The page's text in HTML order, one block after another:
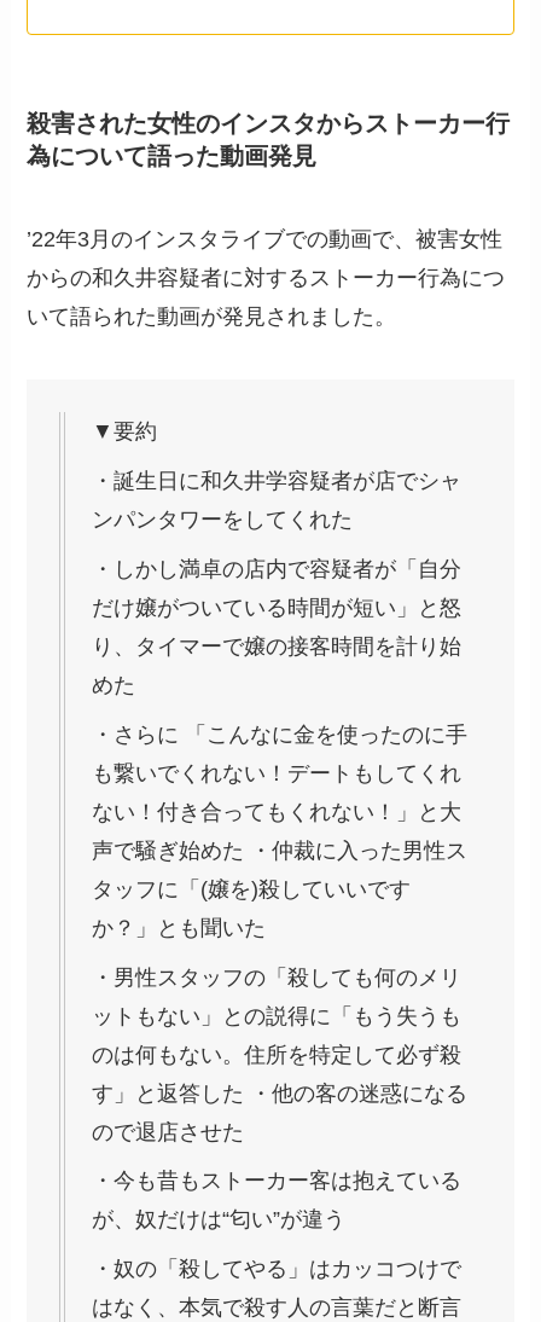
殺害された女性のインスタからストーカー行
為について語った動画発見
’22年3月のインスタライブでの動画で、被害女性
からの和久井容疑者に対するストーカー行為につ
いて語られた動画が発見されました。
▼要約
・誕生日に和久井学容疑者が店でシャ
ンパンタワーをしてくれた
・しかし満卓の店内で容疑者が「自分
だけ嬢がついている時間が短い」と怒
り、タイマーで嬢の接客時間を計り始
めた
・さらに 「こんなに金を使ったのに手
も繋いでくれない！デートもしてくれ
ない！付き合ってもくれない！」と大
声で騒ぎ始めた ・仲裁に入った男性ス
タッフに「(嬢を)殺していいです
か？」とも聞いた
・男性スタッフの「殺しても何のメリ
ットもない」との説得に「もう失うも
のは何もない。住所を特定して必ず殺
す」と返答した ・他の客の迷惑になる
ので退店させた
・今も昔もストーカー客は抱えている
が、奴だけは“匂い”が違う
・奴の「殺してやる」はカッコつけで
はなく、本気で殺す人の言葉だと断言